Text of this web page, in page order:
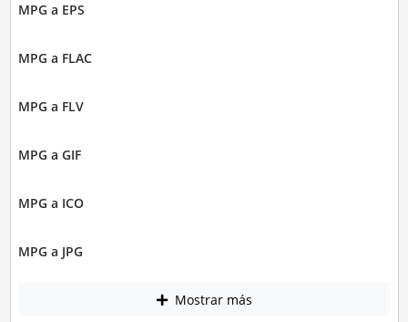
MPG a EPS
MPG a FLAC
MPG a FLV
MPG a GIF
MPG a ICO
MPG a JPG
Mostrar más